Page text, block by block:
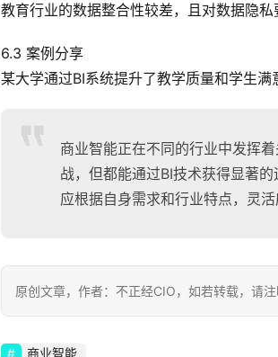
教育行业的数据整合性较差，且对数据隐
6.3 案例分享
某大学通过BI系统提升了教学质量和学生
商业智能正在不同的行业中发挥
战，但都能通过BI技术获得显著
应根据自身需求和行业特点，灵
原创文章，作者：不正经CIO，如若转载，
商业智能